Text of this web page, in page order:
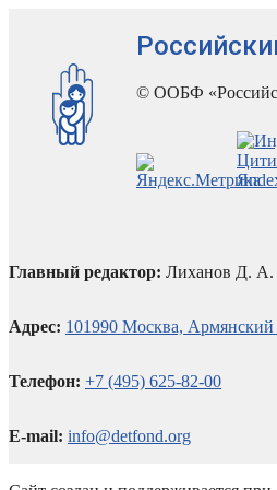
© ООБФ
Главный редактор: Лиханов Д. А.
Адрес: 101990 Москва, Армянский
Телефон: +7 (495) 625-82-00
E-mail: info@detfond.org